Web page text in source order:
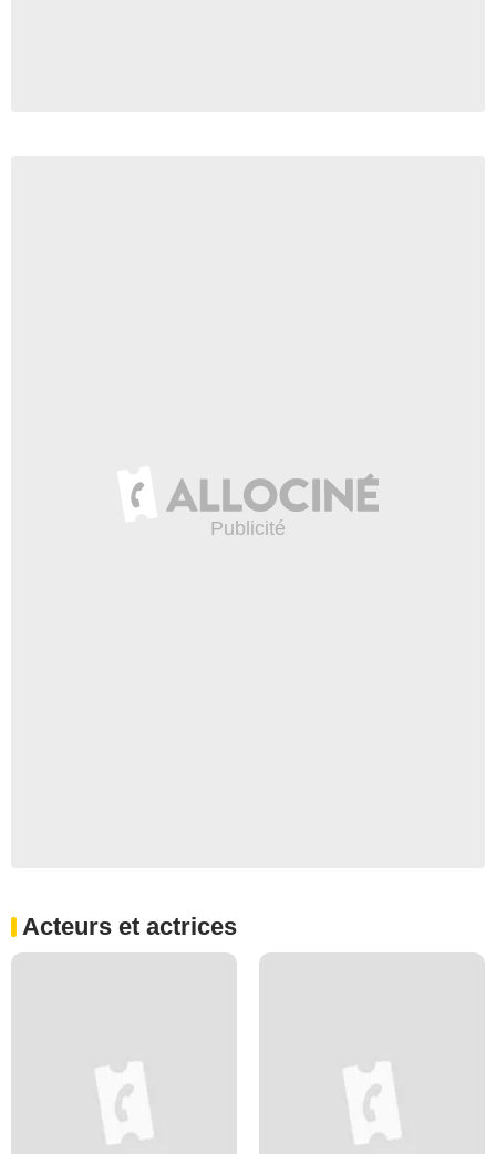
Acteurs et actrices